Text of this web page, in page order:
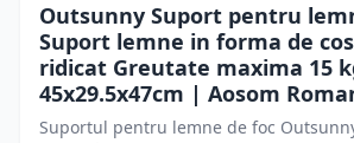
Outsunny Suport pentru
Suport lemne in forma de
ridicat Greutate maxima 15
45x29.5x47cm | Aosom
Suportul pentru lemne de foc